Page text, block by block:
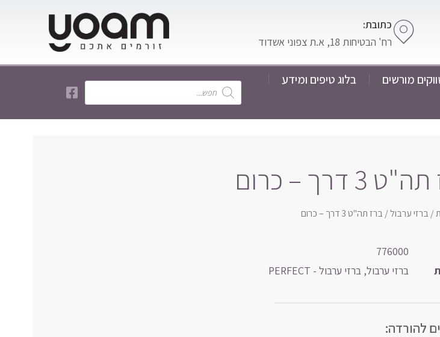
כתובת:
רח' הבטיחות 18, א.ת צפוני אשדוד
מורשים
בלוג טיפים ומידע
3 דרך – כרום
/ ברזי ערבול/ ברז תה"ט 3 דרך – כרום
776000
ברזי ערבול, ברזי ערבול - PERFECT
להורדה: